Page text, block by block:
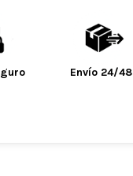
Envío 24/48